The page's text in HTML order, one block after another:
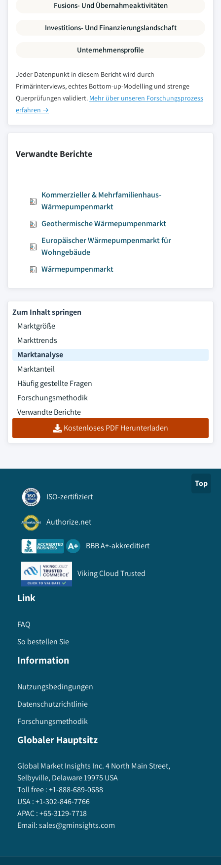
Fusions- Und Übernahmeaktivitäten
Investitions- Und Finanzierungslandschaft
Unternehmensprofile
Jeder Datenpunkt in diesem Bericht wird durch
Primärinterviews, echtes Bottom-up-Modelling und strenge
Querprüfungen validiert. Mehr über unseren Forschungsprozess
erfahren →
Verwandte Berichte
Kommerzieller & Mehrfamilienhaus-
Wärmepumpenmarkt
Geothermische Wärmepumpenmarkt
Europäischer Wärmepumpenmarkt für
Wohngebäude
Wärmepumpenmarkt
Zum Inhalt springen
Marktgröße
Markttrends
Marktanalyse
Marktanteil
Häufig gestellte Fragen
Forschungsmethodik
Verwandte Berichte
Kostenloses PDF Herunterladen
Top
ISO-zertifiziert
Authorize.net
BBB A+-akkreditiert
Viking Cloud Trusted
Link
FAQ
So bestellen Sie
Information
Nutzungsbedingungen
Datenschutzrichtlinie
Forschungsmethodik
Globaler Hauptsitz
Global Market Insights Inc. 4 North Main Street,
Selbyville, Delaware 19975 USA
Toll free :+1-888-689-0688
USA :+1-302-846-7766
APAC :+65-3129-7718
Email:sales@gminsights.com